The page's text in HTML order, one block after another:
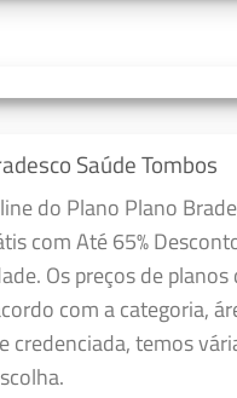
Saúde Tombos
do Plano Plano
com Até 65%
Os preços de planos
com a categoria,
credenciada, temos